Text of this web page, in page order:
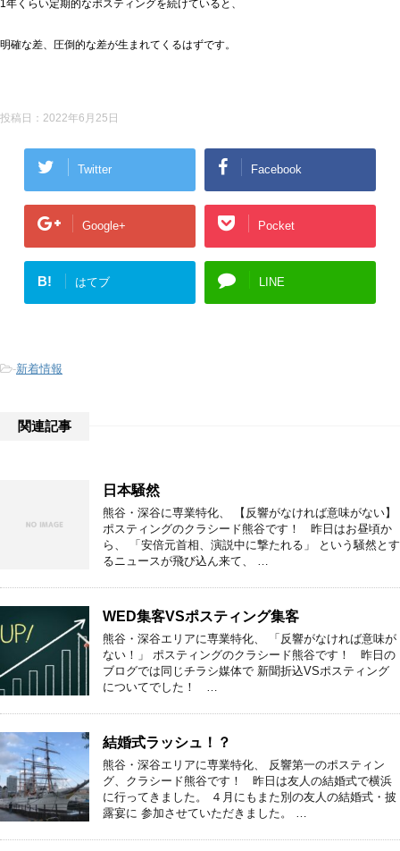
1年くらい定期的なポスティングを続けていると、
明確な差、圧倒的な差が生まれてくるはずです。
投稿日： 2022年6月25日
Twitter Facebook
Google+ Pocket
B! はてブ LINE
-新着情報
関連記事
日本騒然
熊谷・深谷に専業特化、 【反響がなければ意味がない】
ポスティングのクラシード熊谷です！ 昨日はお昼頃か
ら、 「安倍元首相、演説中に撃たれる」 という騒然とす
るニュースが飛び込ん来て、 …
WED集客VSポスティング集客
熊谷・深谷エリアに専業特化、 「反響がなければ意味が
ない！」 ポスティングのクラシード熊谷です！ 昨日の
ブログでは同じチラシ媒体で 新聞折込VSポスティング
についてでした！ …
結婚式ラッシュ！？
熊谷・深谷エリアに専業特化、 反響第一のポスティン
グ、クラシード熊谷です！ 昨日は友人の結婚式で横浜
に行ってきました。 ４月にもまた別の友人の結婚式・披
露宴に 参加させていただきました。 …